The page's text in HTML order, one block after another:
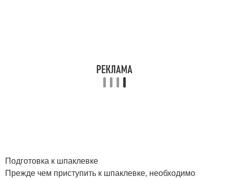
Подготовка к шпаклевке
Прежде чем приступить к шпаклевке, необходимо